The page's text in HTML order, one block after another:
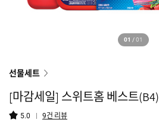
01 /01
선물세트
[마감세일] 스위트홈 베스트(B4)
5.0 9건 리뷰